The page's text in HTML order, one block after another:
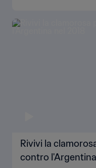
Rivivi la
contro